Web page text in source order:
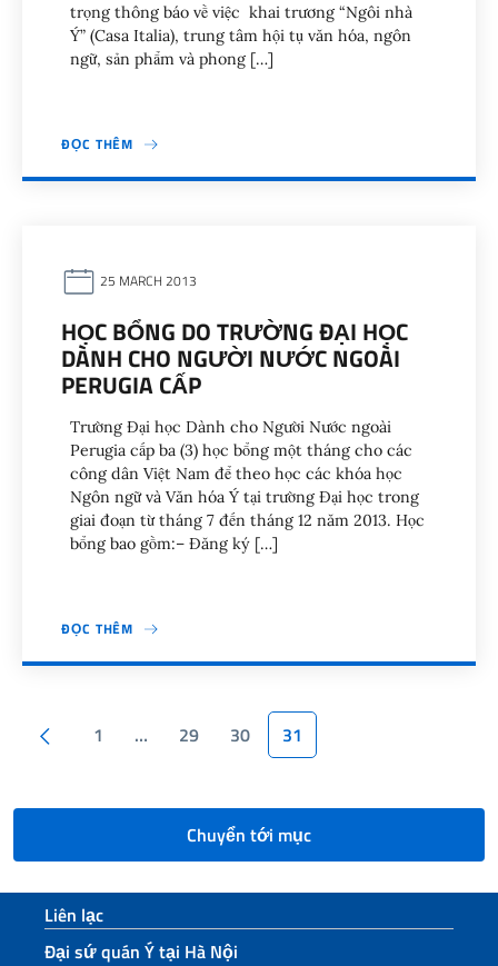
trọng thông báo về việc khai trương “Ngôi nhà
Ý” (Casa Italia), trung tâm hội tụ văn hóa, ngôn
ngữ, sản phẩm và phong […]
ĐỌC THÊM
25 MARCH 2013
HỌC BỔNG DO TRƯỜNG ĐẠI HỌC
DÀNH CHO NGƯỜI NƯỚC NGOÀI
PERUGIA CẤP
Trường Đại học Dành cho Người Nước ngoài
Perugia cấp ba (3) học bổng một tháng cho các
công dân Việt Nam để theo học các khóa học
Ngôn ngữ và Văn hóa Ý tại trường Đại học trong
giai đoạn từ tháng 7 đến tháng 12 năm 2013. Học
bổng bao gồm:– Đăng ký […]
ĐỌC THÊM
Pagination
Trang trước
1 … 29 30 31
Chuyển tới mục
Sezione footer
Liên lạc
Đại sứ quán Ý tại Hà Nội